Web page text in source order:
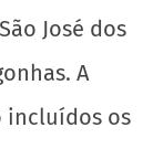
José dos
A
incluídos os